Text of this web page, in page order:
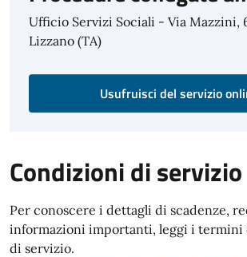
Ufficio Servizi Sociali - Via Mazzini,
Lizzano (TA)
Usufruisci del servizio
Condizioni di servizio
Per conoscere i dettagli di scadenze,
informazioni importanti, leggi i termini
di servizio.